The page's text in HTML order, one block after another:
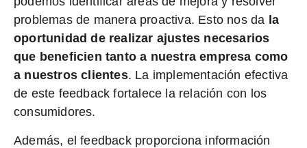
problemas de manera proactiva. Esto nos da la
oportunidad de realizar ajustes necesarios
que beneficien tanto a nuestra empresa como
a nuestros clientes. La implementación efectiva
de este feedback fortalece la relación con los
consumidores.
Además, el feedback proporciona información